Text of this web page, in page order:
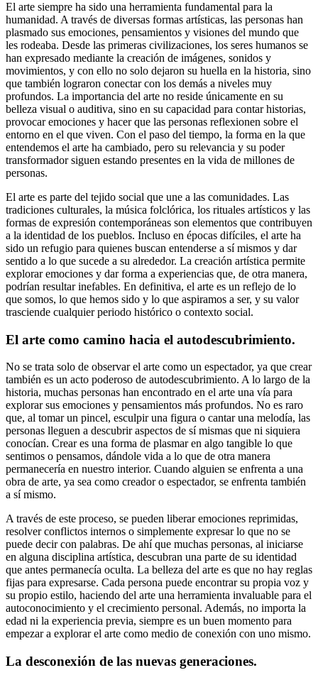
El arte siempre ha sido una herramienta fundamental para la
humanidad. A través de diversas formas artísticas, las personas han
plasmado sus emociones, pensamientos y visiones del mundo que
les rodeaba. Desde las primeras civilizaciones, los seres humanos se
han expresado mediante la creación de imágenes, sonidos y
movimientos, y con ello no solo dejaron su huella en la historia, sino
que también lograron conectar con los demás a niveles muy
profundos. La importancia del arte no reside únicamente en su
belleza visual o auditiva, sino en su capacidad para contar historias,
provocar emociones y hacer que las personas reflexionen sobre el
entorno en el que viven. Con el paso del tiempo, la forma en la que
entendemos el arte ha cambiado, pero su relevancia y su poder
transformador siguen estando presentes en la vida de millones de
personas.
El arte es parte del tejido social que une a las comunidades. Las
tradiciones culturales, la música folclórica, los rituales artísticos y las
formas de expresión contemporáneas son elementos que contribuyen
a la identidad de los pueblos. Incluso en épocas difíciles, el arte ha
sido un refugio para quienes buscan entenderse a sí mismos y dar
sentido a lo que sucede a su alrededor. La creación artística permite
explorar emociones y dar forma a experiencias que, de otra manera,
podrían resultar inefables. En definitiva, el arte es un reflejo de lo
que somos, lo que hemos sido y lo que aspiramos a ser, y su valor
trasciende cualquier periodo histórico o contexto social.
El arte como camino hacia el autodescubrimiento.
No se trata solo de observar el arte como un espectador, ya que crear
también es un acto poderoso de autodescubrimiento. A lo largo de la
historia, muchas personas han encontrado en el arte una vía para
explorar sus emociones y pensamientos más profundos. No es raro
que, al tomar un pincel, esculpir una figura o cantar una melodía, las
personas lleguen a descubrir aspectos de sí mismas que ni siquiera
conocían. Crear es una forma de plasmar en algo tangible lo que
sentimos o pensamos, dándole vida a lo que de otra manera
permanecería en nuestro interior. Cuando alguien se enfrenta a una
obra de arte, ya sea como creador o espectador, se enfrenta también
a sí mismo.
A través de este proceso, se pueden liberar emociones reprimidas,
resolver conflictos internos o simplemente expresar lo que no se
puede decir con palabras. De ahí que muchas personas, al iniciarse
en alguna disciplina artística, descubran una parte de su identidad
que antes permanecía oculta. La belleza del arte es que no hay reglas
fijas para expresarse. Cada persona puede encontrar su propia voz y
su propio estilo, haciendo del arte una herramienta invaluable para el
autoconocimiento y el crecimiento personal. Además, no importa la
edad ni la experiencia previa, siempre es un buen momento para
empezar a explorar el arte como medio de conexión con uno mismo.
La desconexión de las nuevas generaciones.